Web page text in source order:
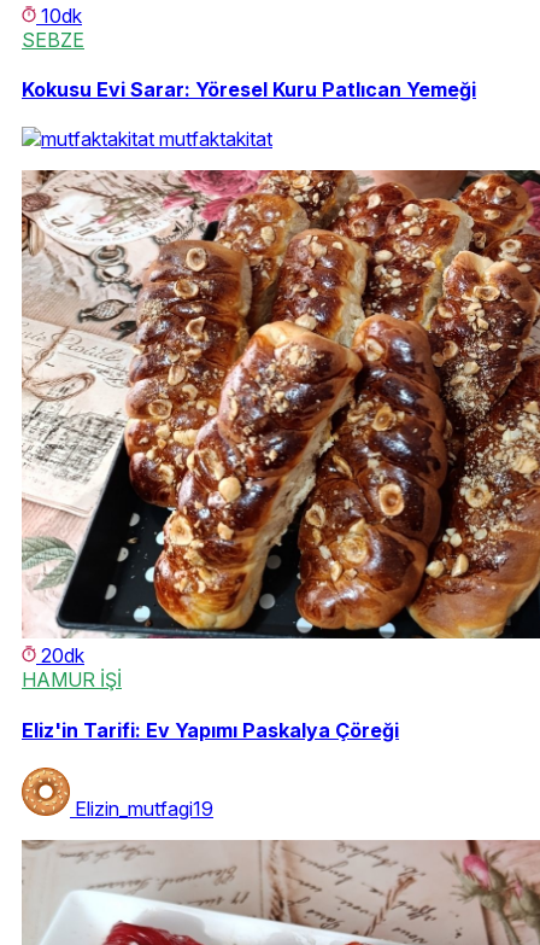
10dk
SEBZE
Kokusu Evi Sarar: Yöresel Kuru Patlıcan Yemeği
mutfaktakitat
20dk
HAMUR İŞİ
Eliz'in Tarifi: Ev Yapımı Paskalya Çöreği
Elizin_mutfagi19